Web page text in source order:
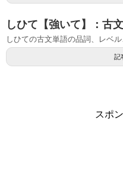
しひて【強いて】：古
しひての古文単語の品詞、レベ
記
スポ